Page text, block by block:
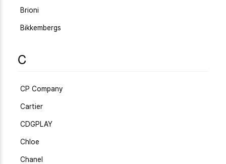
Brioni
Bikkembergs
C
CP Company
Cartier
CDGPLAY
Chloe
Chanel